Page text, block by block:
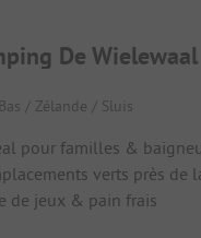
De Wielewaal
/ Zélande / Sluis
pour familles &
verts près de
de jeux & pain frais